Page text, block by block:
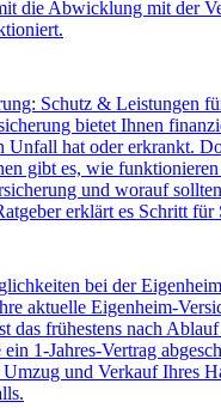
die Abwicklung mit der
Schutz & Leistungen
bietet Ihnen
Unfall hat oder erkrankt.
gibt es, wie
und worauf
erklärt es Schritt für
bei der
aktuelle Eigenheim-
das frühestens nach
1-Jahres-Vertrag
und Verkauf Ihres